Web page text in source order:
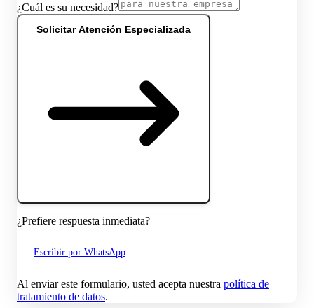
¿Cuál es su necesidad?
¿Prefiere respuesta inmediata?
Escribir por WhatsApp
Al enviar este formulario, usted acepta nuestra política de
tratamiento de datos.